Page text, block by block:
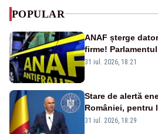
POPULAR
ANAF șterge
firme!
amnistia fiscală
31 iul. 2026, 18:21
Stare de alertă
României, pentru
a anunțat
31 iul. 2026, 18:29